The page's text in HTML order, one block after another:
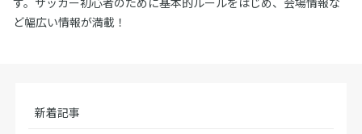
ど幅広い情報が満載！
新着記事